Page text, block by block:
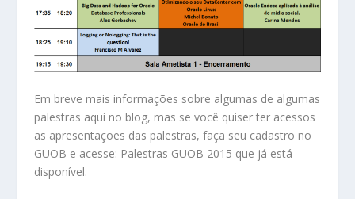
Em breve mais informações sobre algumas de algumas
palestras aqui no blog, mas se você quiser ter acessos
as apresentações das palestras, faça seu cadastro no
GUOB e acesse: Palestras GUOB 2015 que já está
disponível.